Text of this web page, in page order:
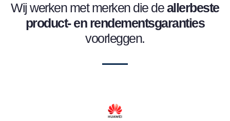
Wij werken met merken die deallerbeste
product- en rendementsgaranties
voorleggen.